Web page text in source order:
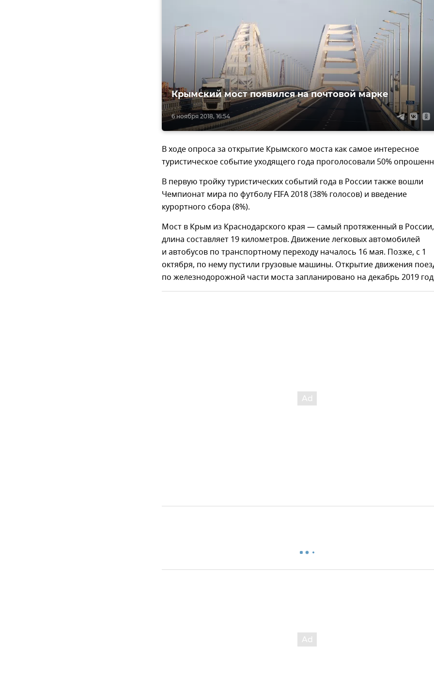
6 ноября 2018, 16:54
Крымский мост появился на почтовой марке
В ходе опроса за открытие Крымского моста как самое интересное
туристическое событие уходящего года проголосовали 50%
В первую тройку туристических событий года в России также вошли
Чемпионат мира по футболу FIFA 2018 (38% голосов) и введение
курортного сбора (8%).
Мост в Крым из Краснодарского края — самый протяженный в
длина составляет 19 километров. Движение легковых автомобилей
и автобусов по транспортному переходу началось 16 мая. Позже, с 1
октября, по нему пустили грузовые машины. Открытие движения
по железнодорожной части моста запланировано на декабрь 2019